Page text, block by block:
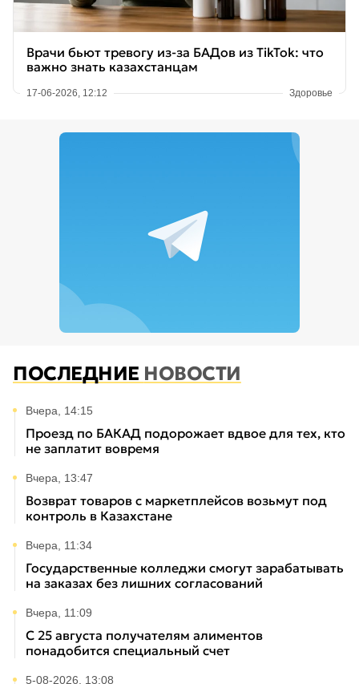
Врачи бьют тревогу из-за БАДов из TikTok: что
важно знать казахстанцам
17-06-2026, 12:12 Здоровье
ПОСЛЕДНИЕ НОВОСТИ
Вчера, 14:15
Проезд по БАКАД подорожает вдвое для тех, кто
не заплатит вовремя
Вчера, 13:47
Возврат товаров с маркетплейсов возьмут под
контроль в Казахстане
Вчера, 11:34
Государственные колледжи смогут зарабатывать
на заказах без лишних согласований
Вчера, 11:09
С 25 августа получателям алиментов
понадобится специальный счет
5-08-2026, 13:08